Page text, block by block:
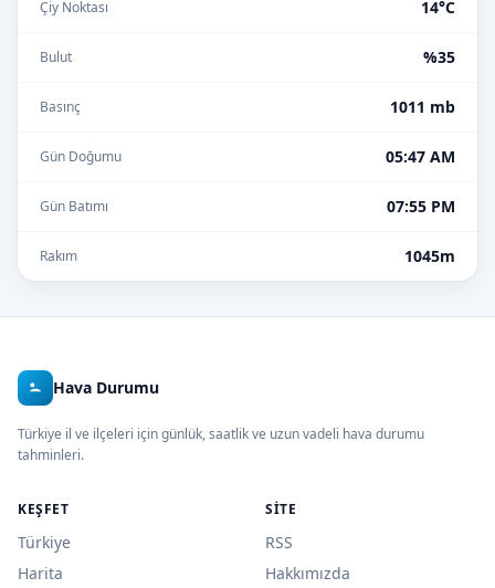
Çiy Noktası 14°C
Bulut %35
Basınç 1011 mb
Gün Doğumu 05:47 AM
Gün Batımı 07:55 PM
Rakım 1045m
Hava Durumu
Türkiye il ve ilçeleri için günlük, saatlik ve uzun vadeli hava durumu
tahminleri.
KEŞFET
Türkiye
Harita
SITE
RSS
Hakkımızda